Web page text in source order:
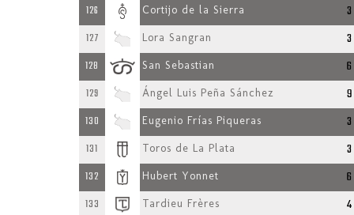
126 Cortijo de la Sierra 3
127 Lora Sangran 3
128 San Sebastian 6
129 Ángel Luis Peña Sánchez 9
130 Eugenio Frías Piqueras 3
131 Toros de La Plata 3
132 Hubert Yonnet 6
133 Tardieu Frères 4